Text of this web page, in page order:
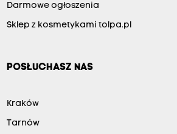
Darmowe ogłoszenia
Sklep z kosmetykami tolpa.pl
POSŁUCHASZ NAS
Kraków
Tarnów